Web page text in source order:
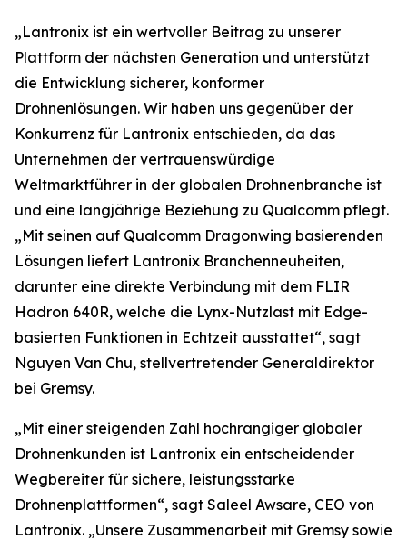
„Lantronix ist ein wertvoller Beitrag zu unserer
Plattform der nächsten Generation und unterstützt
die Entwicklung sicherer, konformer
Drohnenlösungen. Wir haben uns gegenüber der
Konkurrenz für Lantronix entschieden, da das
Unternehmen der vertrauenswürdige
Weltmarktführer in der globalen Drohnenbranche ist
und eine langjährige Beziehung zu Qualcomm pflegt.
„Mit seinen auf Qualcomm Dragonwing basierenden
Lösungen liefert Lantronix Branchenneuheiten,
darunter eine direkte Verbindung mit dem FLIR
Hadron 640R, welche die Lynx-Nutzlast mit Edge-
basierten Funktionen in Echtzeit ausstattet“, sagt
Nguyen Van Chu, stellvertretender Generaldirektor
bei Gremsy.
„Mit einer steigenden Zahl hochrangiger globaler
Drohnenkunden ist Lantronix ein entscheidender
Wegbereiter für sichere, leistungsstarke
Drohnenplattformen“, sagt Saleel Awsare, CEO von
Lantronix. „Unsere Zusammenarbeit mit Gremsy sowie